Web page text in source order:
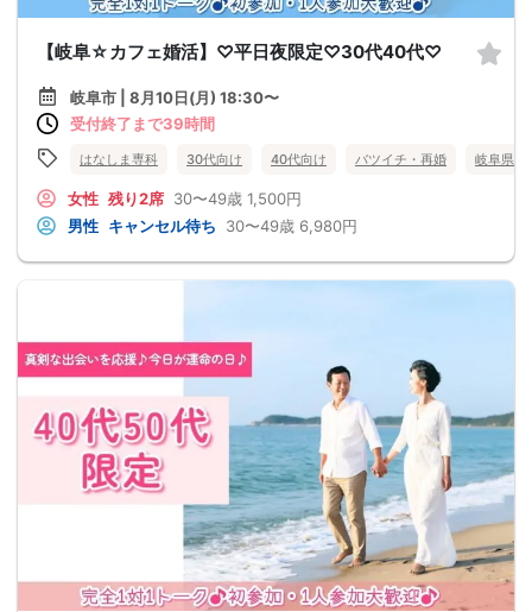
【岐阜☆カフェ婚活】♡平日夜限定♡30代40代♡
岐阜市 | 8月10日(月) 18:30〜
受付終了まで39時間
はなしま専科 30代向け 40代向け バツイチ・再婚 岐阜県
女性 残り2席 30〜49歳 1,500円
男性 キャンセル待ち 30〜49歳 6,980円